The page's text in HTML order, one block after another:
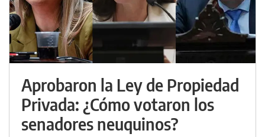
Aprobaron la Ley de Propiedad
Privada: ¿Cómo votaron los
senadores neuquinos?